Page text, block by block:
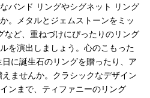
バンド リングやシグネット リング
。メタルとジェムストーンをミッ
など、重ねづけにぴったりのリング
を演出しましょう。心のこもった
に誕生石のリングを贈ったり、ア
ませんか。クラシックなデザイン
ンまで、ティファニーのリング